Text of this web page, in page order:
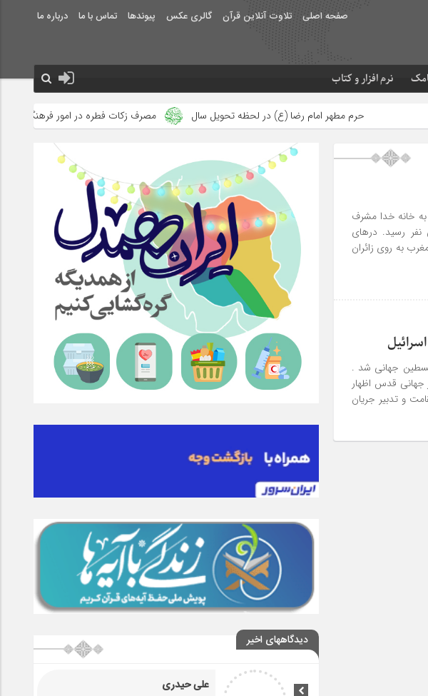
صفحه اصلی تلاوت آنلاین قرآن گالری عکس پیوندها تماس با ما درباره ما
نرم افزار و کتاب
امام رضا (ع) در لحظه تحویل سال مصرف زکات فطره در امور فرهنگی جلوه‌های بزرگ نصرت
جمعه ماه رمضان حدود ۲ میلیون نفر به خانه خدا مشرف
۲۵ درصدی این تعداد به بیش از ۲.۵ میلیون نفر رسید. در‌های
۴ ساعت قبل از اذان مغرب به روی زائران
جهانی شد .
قدس اظهار
و تدبیر جریان
دیدگاههای اخیر
علی حیدری